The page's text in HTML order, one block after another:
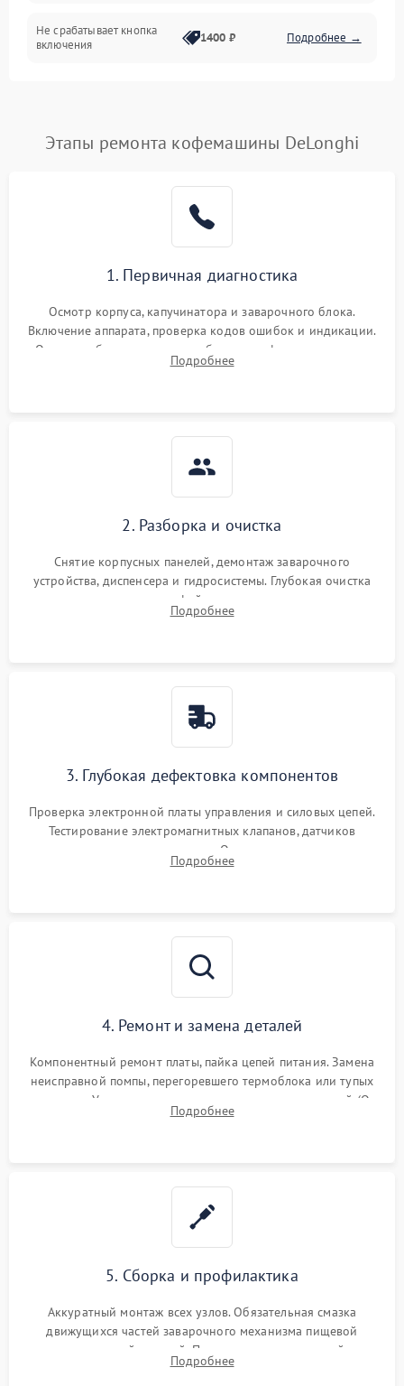
Не срабатывает кнопка
включения
1400 ₽ Подробнее →
Постоянные сбои в работе Подробнее →
Этапы ремонта кофемашины DeLonghi
1. Первичная диагностика
Осмотр корпуса, капучинатора и заварочного блока.
Включение аппарата, проверка кодов ошибок и индикации.
Оценка работы помпы, термоблока и кофемолки на слух.
Измерение температуры и давления воды для выявления
Подробнее
2. Разборка и очистка
Снятие корпусных панелей, демонтаж заварочного
устройства, диспенсера и гидросистемы. Глубокая очистка
внутренних узлов от кофейных масел, жмыха и накипи.
Промывка дренажных каналов и фильтров с использованием
Подробнее
3. Глубокая дефектовка компонентов
Проверка электронной платы управления и силовых цепей.
Тестирование электромагнитных клапанов, датчиков
температуры и расходомера. Оценка степени износа
жерновов кофемолки, уплотнительных колец гидросистемы
Подробнее
4. Ремонт и замена деталей
Компонентный ремонт платы, пайка цепей питания. Замена
неисправной помпы, перегоревшего термоблока или тупых
жерновов. Установка новых силиконовых уплотнителей (O-
ring) и тефлоновых трубок для надежного устранения
Подробнее
5. Сборка и профилактика
Аккуратный монтаж всех узлов. Обязательная смазка
движущихся частей заварочного механизма пищевой
силиконовой смазкой. Проведение программной
декальцинации и очистки системы от кофейных масел.
Подробнее